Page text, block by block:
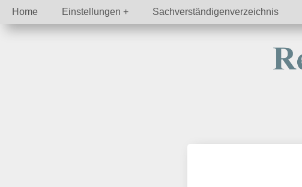
Home Einstellungen Sachverständigenverzeichnis